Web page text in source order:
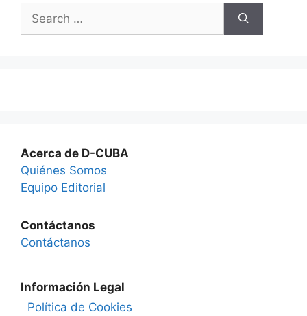
for:
Acerca de D-CUBA
Quiénes Somos
Equipo Editorial
Contáctanos
Contáctanos
Información Legal
Política de Cookies